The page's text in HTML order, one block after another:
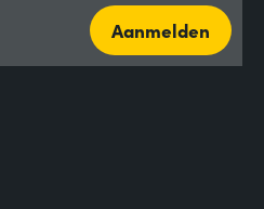
Aanmelden